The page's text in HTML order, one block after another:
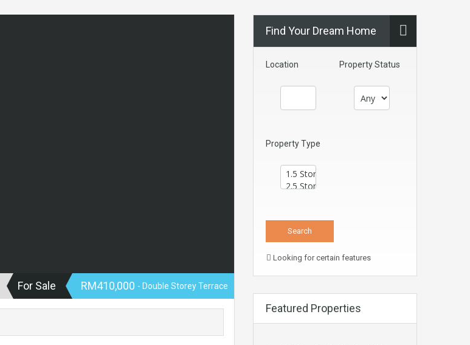
For Sale RM410,000 - Double Storey Terrace
Find Your Dream Home
Location Property Status
Property Type
Looking for certain features
Featured Properties